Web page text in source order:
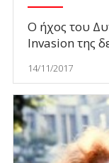
Ο ήχος του
Invasion της
14/11/2017